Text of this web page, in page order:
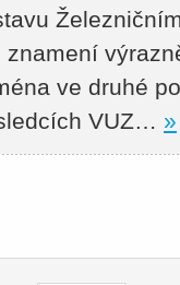
znamení
ve druhé
VUZ… »